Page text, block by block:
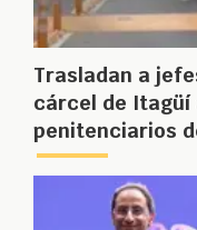
Trasladan a
cárcel de
penitenciarios